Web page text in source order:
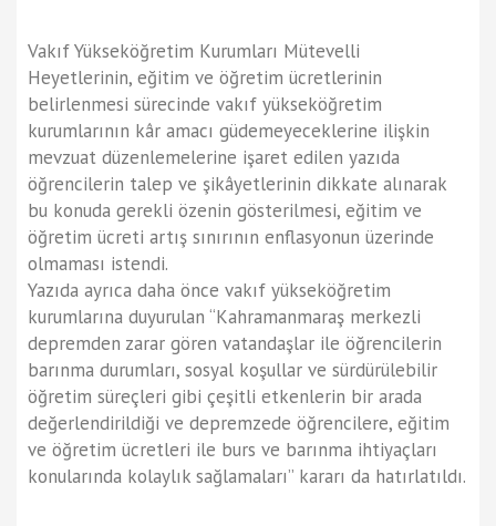
Vakıf Yükseköğretim Kurumları Mütevelli
Heyetlerinin, eğitim ve öğretim ücretlerinin
belirlenmesi sürecinde vakıf yükseköğretim
kurumlarının kâr amacı güdemeyeceklerine ilişkin
mevzuat düzenlemelerine işaret edilen yazıda
öğrencilerin talep ve şikâyetlerinin dikkate alınarak
bu konuda gerekli özenin gösterilmesi, eğitim ve
öğretim ücreti artış sınırının enflasyonun üzerinde
olmaması istendi.
Yazıda ayrıca daha önce vakıf yükseköğretim
kurumlarına duyurulan “Kahramanmaraş merkezli
depremden zarar gören vatandaşlar ile öğrencilerin
barınma durumları, sosyal koşullar ve sürdürülebilir
öğretim süreçleri gibi çeşitli etkenlerin bir arada
değerlendirildiği ve depremzede öğrencilere, eğitim
ve öğretim ücretleri ile burs ve barınma ihtiyaçları
konularında kolaylık sağlamaları” kararı da hatırlatıldı.